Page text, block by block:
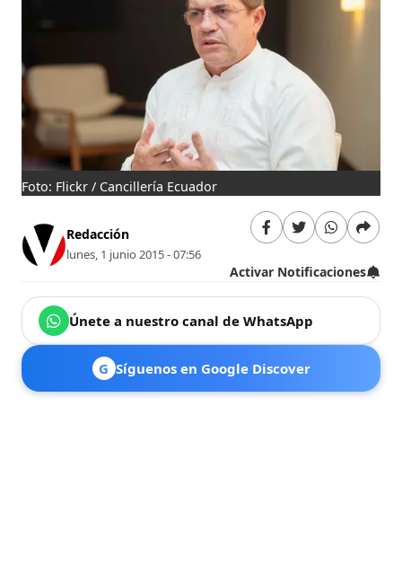
Foto: Flickr / Cancillería Ecuador
Redacción
lunes, 1 junio 2015 - 07:56
Activar Notificaciones
Únete a nuestro canal de WhatsApp
G Síguenos en Google Discover